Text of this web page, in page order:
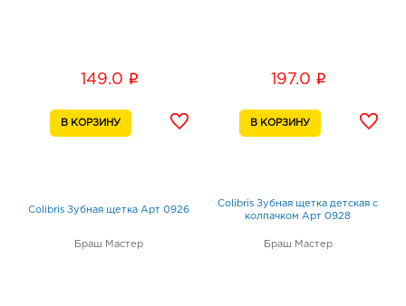
149.0 i 197.0 i
Colibris Зубная щетка Арт 0926
Браш Мастер
Colibris Зубная щетка детская с
колпачком Арт 0928
Браш Мастер